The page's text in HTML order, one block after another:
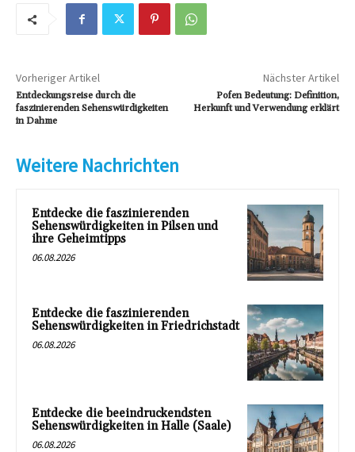
Vorheriger Artikel
Entdeckungsreise durch die
faszinierenden Sehenswürdigkeiten
in Dahme
Nächster Artikel
Pofen Bedeutung: Definition,
Herkunft und Verwendung erklärt
Weitere Nachrichten
Entdecke die faszinierenden
Sehenswürdigkeiten in Pilsen und
ihre Geheimtipps
06.08.2026
Entdecke die faszinierenden
Sehenswürdigkeiten in Friedrichstadt
06.08.2026
Entdecke die beeindruckendsten
Sehenswürdigkeiten in Halle (Saale)
06.08.2026